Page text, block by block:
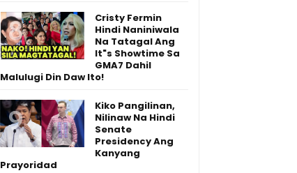
Cristy Fermin
Hindi Naniniwala
Na Tatagal Ang
It"s Showtime Sa
GMA7 Dahil
Malulugi Din Daw Ito!
Kiko Pangilinan,
Nilinaw Na Hindi
Senate
Presidency Ang
Kanyang
Prayoridad